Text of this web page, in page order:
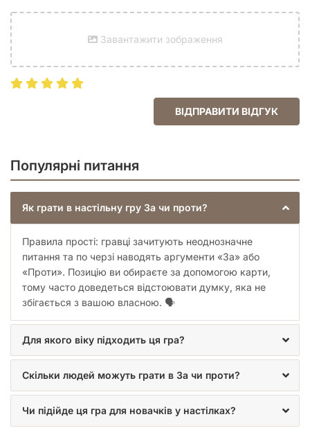
Завантажити зображення
ВІДПРАВИТИ ВІДГУК
Популярні питання
Як грати в настільну гру За чи проти?
Правила прості: гравці зачитують неоднозначне
питання та по черзі наводять аргументи «За» або
«Проти». Позицію ви обираєте за допомогою карти,
тому часто доведеться відстоювати думку, яка не
збігається з вашою власною. 🗣️
Для якого віку підходить ця гра?
Скільки людей можуть грати в За чи проти?
Чи підійде ця гра для новачків у настілках?